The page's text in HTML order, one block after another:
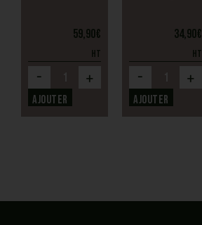
59,90€
HT
- +
Ajouter
34,90€
HT
- +
Ajouter